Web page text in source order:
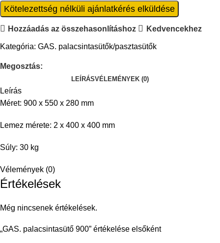
Kötelezettség nélküli ajánlatkérés elküldése
Hozzáadás az összehasonlításhoz Kedvencekhez
Kategória: GAS. palacsintasütők/pasztasütők
Megosztás:
LEÍRÁSVÉLEMÉNYEK (0)
Leírás
Méret: 900 x 550 x 280 mm
Lemez mérete: 2 x 400 x 400 mm
Súly: 30 kg
Vélemények (0)
Értékelések
Még nincsenek értékelések.
„GAS. palacsintasütő 900” értékelése elsőként